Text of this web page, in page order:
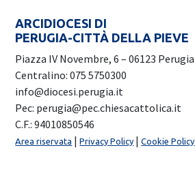
ARCIDIOCESI DI
PERUGIA-CITTÀ DELLA PIEVE
Piazza IV Novembre, 6 – 06123 Perugia
Centralino: 075 5750300
info@diocesi.perugia.it
Pec: perugia@pec.chiesacattolica.it
C.F.: 94010850546
Area riservata |Privacy Policy |Cookie Policy